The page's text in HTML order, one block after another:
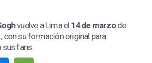
vuelve a Lima el 14 de marzode
, con su formación original para
sus fans.